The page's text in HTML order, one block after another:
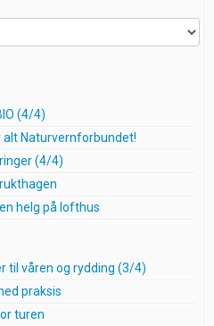
(4/4)
alt Naturvernforbundet!
(4/4)
helg på lofthus
til våren og rydding (3/4)
praksis
turen